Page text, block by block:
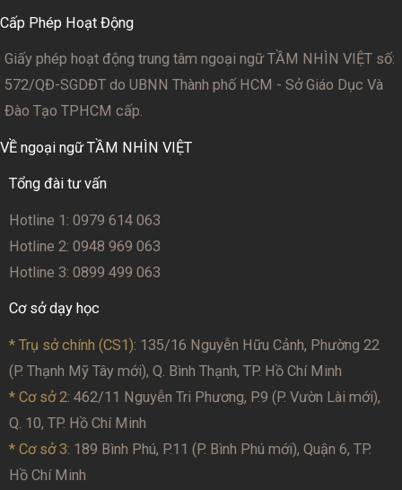
Cấp Phép Hoạt Động
Giấy phép hoạt động trung tâm ngoại ngữ TẦM NHÌN VIỆT số:
572/QĐ-SGDĐT do UBNN Thành phố HCM - Sở Giáo Dục Và
Đào Tạo TPHCM cấp.
VỀ ngoại ngữ TẦM NHÌN VIỆT
Tổng đài tư vấn
Hotline 1: 0979 614 063
Hotline 2: 0948 969 063
Hotline 3: 0899 499 063
Cơ sở dạy học
* Trụ sở chính (CS1): 135/16 Nguyễn Hữu Cảnh, Phường 22
(P. Thạnh Mỹ Tây mới), Q. Bình Thạnh, TP. Hồ Chí Minh
* Cơ sở 2: 462/11 Nguyễn Tri Phương, P.9 (P. Vườn Lài mới),
Q. 10, TP. Hồ Chí Minh
* Cơ sở 3: 189 Bình Phú, P.11 (P. Bình Phú mới), Quận 6, TP.
Hồ Chí Minh